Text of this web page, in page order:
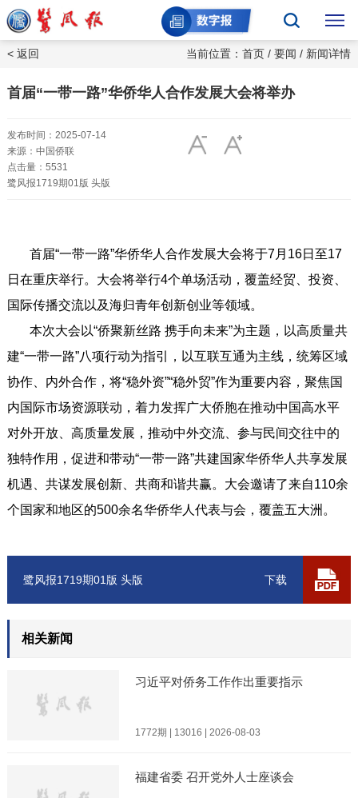
当前位置：首页 /要闻 / 新闻详情
< 返回
首届“一带一路”华侨华人合作发展大会将举办
发布时间：2025-07-14
来源：中国侨联
点击量：5531
鹭风报1719期01版 头版
首届“一带一路”华侨华人合作发展大会将于7月16日至17
日在重庆举行。大会将举行4个单场活动，覆盖经贸、投资、
国际传播交流以及海归青年创新创业等领域。
本次大会以“侨聚新丝路 携手向未来”为主题，以高质量共
建“一带一路”八项行动为指引，以互联互通为主线，统筹区域
协作、内外合作，将“稳外资”“稳外贸”作为重要内容，聚焦国
内国际市场资源联动，着力发挥广大侨胞在推动中国高水平
对外开放、高质量发展，推动中外交流、参与民间交往中的
独特作用，促进和带动“一带一路”共建国家华侨华人共享发展
机遇、共谋发展创新、共商和谐共赢。大会邀请了来自110余
个国家和地区的500余名华侨华人代表与会，覆盖五大洲。
下载
鹭风报1719期01版 头版
相关新闻
习近平对侨务工作作出重要指示
1772期 | 13016 | 2026-08-03
福建省委 召开党外人士座谈会